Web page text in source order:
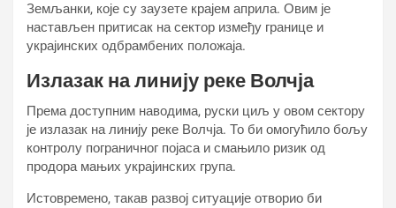
Земљанки, које су заузете крајем априла. Овим је
настављен притисак на сектор између границе и
украјинских одбрамбених положаја.
Излазак на линију реке Волчја
Према доступним наводима, руски циљ у овом сектору
је излазак на линију реке Волчја. То би омогућило бољу
контролу пограничног појаса и смањило ризик од
продора мањих украјинских група.
Истовремено, такав развој ситуације отворио би